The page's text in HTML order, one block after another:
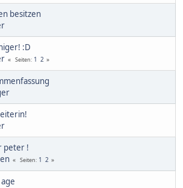
besitzen
:D
Seiten 1 2
peter !
Seiten 1 2